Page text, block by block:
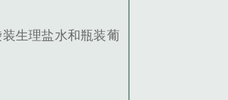
生理盐水和瓶装葡